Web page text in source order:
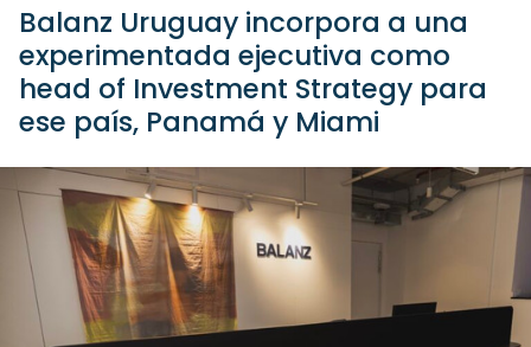
Balanz Uruguay incorpora a una
experimentada ejecutiva como
head of Investment Strategy para
ese país, Panamá y Miami